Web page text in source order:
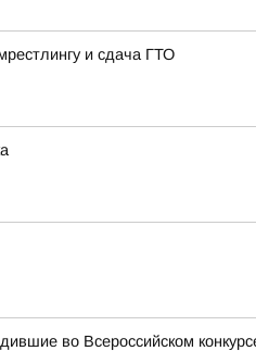
и сдача ГТО
во Всероссийском